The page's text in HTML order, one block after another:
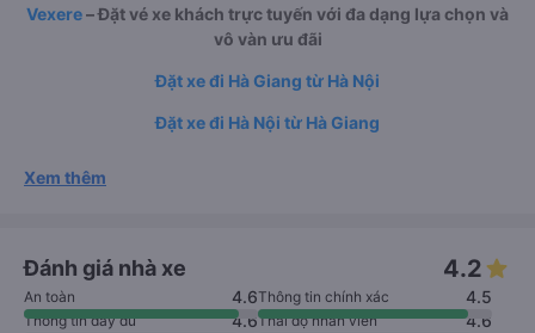
Vexere– Đặt vé xe khách trực tuyến với đa dạng lựa chọn và
vô vàn ưu đãi
Đặt xe đi Hà Giang từ Hà Nội
Đặt xe đi Hà Nội từ Hà Giang
Xem thêm
Đánh giá nhà xe 4.2
An toàn 4.6Thông tin chính xác 4.5
Thông tin đầy đủ 4.6Thái độ nhân viên 4.6